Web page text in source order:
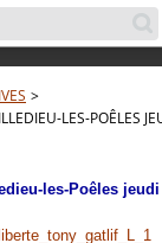
>
LES-POÊLES
les-Poêles